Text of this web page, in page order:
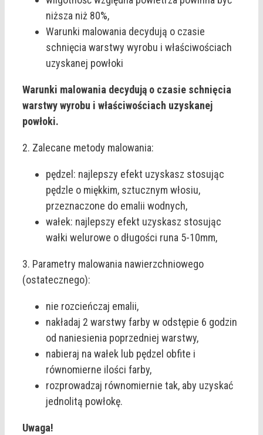
niższa niż 80%,
Warunki malowania decydują o czasie
schnięcia warstwy wyrobu i właściwościach
uzyskanej powłoki
Warunki malowania decydują o czasie schnięcia
warstwy wyrobu i właściwościach uzyskanej
powłoki.
2. Zalecane metody malowania:
pędzel: najlepszy efekt uzyskasz stosując
pędzle o miękkim, sztucznym włosiu,
przeznaczone do emalii wodnych,
wałek: najlepszy efekt uzyskasz stosując
wałki welurowe o długości runa 5-10mm,
3. Parametry malowania nawierzchniowego
(ostatecznego):
nie rozcieńczaj emalii,
nakładaj 2 warstwy farby w odstępie 6 godzin
od naniesienia poprzedniej warstwy,
nabieraj na wałek lub pędzel obfite i
równomierne ilości farby,
rozprowadzaj równomiernie tak, aby uzyskać
jednolitą powłokę.
Uwaga!